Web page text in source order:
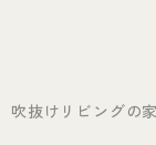
抜けリビングの